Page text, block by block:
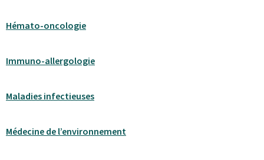
Hémato-oncologie
Immuno-allergologie
Maladies infectieuses
Médecine de l’environnement